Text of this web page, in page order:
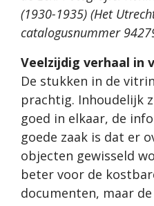
(1930-1935) (Het
catalogusnummer
Veelzijdig verhaal in
De stukken in de
prachtig. Inhoudelijk
goed in elkaar, de
goede zaak is dat er
objecten gewisseld
beter voor de
documenten, maar